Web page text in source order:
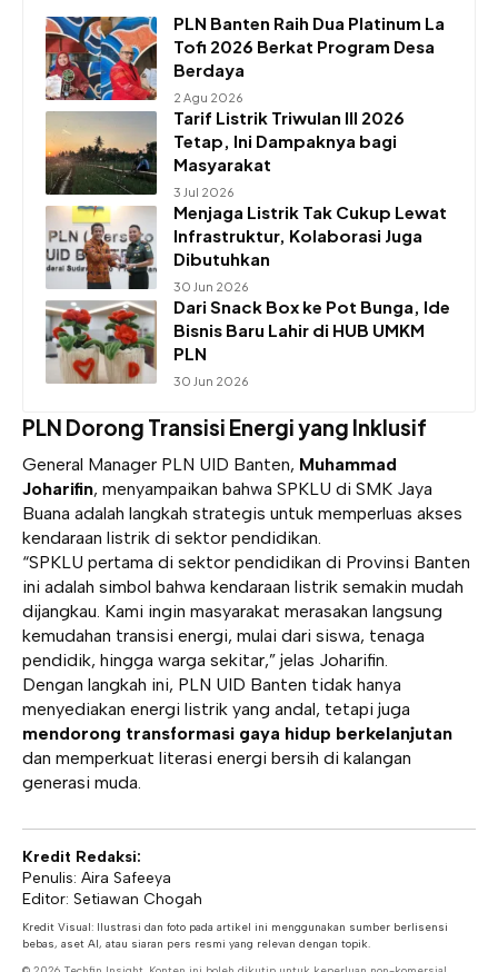
PLN Banten Raih Dua Platinum La
Tofi 2026 Berkat Program Desa
Berdaya
2 Agu 2026
Tarif Listrik Triwulan III 2026
Tetap, Ini Dampaknya bagi
Masyarakat
3 Jul 2026
Menjaga Listrik Tak Cukup Lewat
Infrastruktur, Kolaborasi Juga
Dibutuhkan
30 Jun 2026
Dari Snack Box ke Pot Bunga, Ide
Bisnis Baru Lahir di HUB UMKM
PLN
30 Jun 2026
PLN Dorong Transisi Energi yang Inklusif
General Manager PLN UID Banten, Muhammad
Joharifin, menyampaikan bahwa SPKLU di SMK Jaya
Buana adalah langkah strategis untuk memperluas akses
kendaraan listrik di sektor pendidikan.
“SPKLU pertama di sektor pendidikan di Provinsi Banten
ini adalah simbol bahwa kendaraan listrik semakin mudah
dijangkau. Kami ingin masyarakat merasakan langsung
kemudahan transisi energi, mulai dari siswa, tenaga
pendidik, hingga warga sekitar,” jelas Joharifin.
Dengan langkah ini, PLN UID Banten tidak hanya
menyediakan energi listrik yang andal, tetapi juga
mendorong transformasi gaya hidup berkelanjutan
dan memperkuat literasi energi bersih di kalangan
generasi muda.
Kredit Redaksi:
Penulis: Aira Safeeya
Editor: Setiawan Chogah
Kredit Visual: Ilustrasi dan foto pada artikel ini menggunakan sumber berlisensi
bebas, aset AI, atau siaran pers resmi yang relevan dengan topik.